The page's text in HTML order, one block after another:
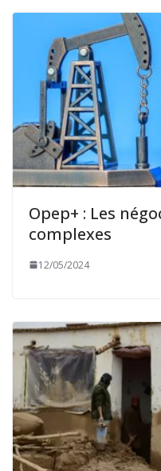
Opep+ : Les
complexes
12/05/2024